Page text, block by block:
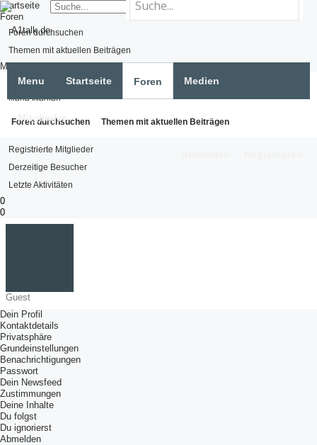
Startseite
Foren
Foren durchsuchen
Themen mit aktuellen Beiträgen
Medien
Medien suchen
Neue Medien
Mitglieder
Registrierte Mitglieder
Derzeitige Besucher
Letzte Aktivitäten
0
0
Guest
Dein Profil
Kontaktdetails
Privatsphäre
Grundeinstellungen
Benachrichtigungen
Passwort
Dein Newsfeed
Zustimmungen
Deine Inhalte
Du folgst
Du ignorierst
Abmelden
Menu Startseite Foren
Foren durchsuchen Themen mit aktuellen Beiträgen
Medien
Mitglieder